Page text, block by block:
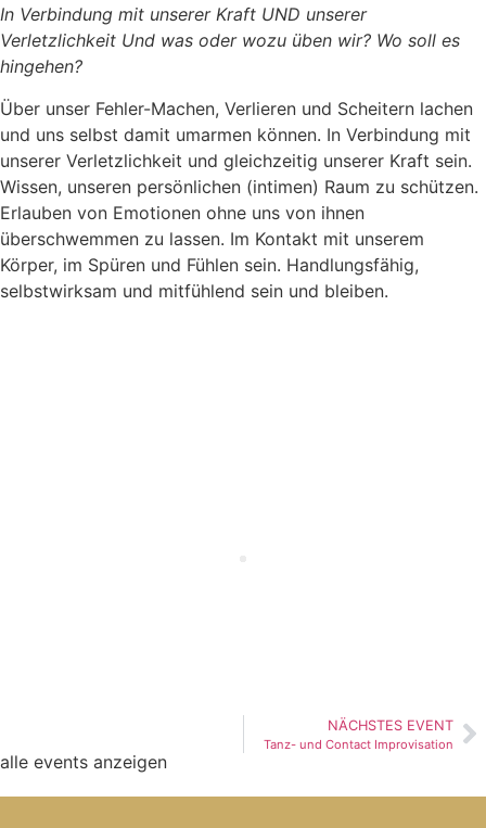
In Verbindung mit unserer Kraft UND unserer
Verletzlichkeit Und was oder wozu üben wir? Wo soll es
hingehen?
Über unser Fehler-Machen, Verlieren und Scheitern lachen
und uns selbst damit umarmen können. In Verbindung mit
unserer Verletzlichkeit und gleichzeitig unserer Kraft sein.
Wissen, unseren persönlichen (intimen) Raum zu schützen.
Erlauben von Emotionen ohne uns von ihnen
überschwemmen zu lassen. Im Kontakt mit unserem
Körper, im Spüren und Fühlen sein. Handlungsfähig,
selbstwirksam und mitfühlend sein und bleiben.
NÄCHSTES EVENT
Tanz- und Contact Improvisation
alle events anzeigen